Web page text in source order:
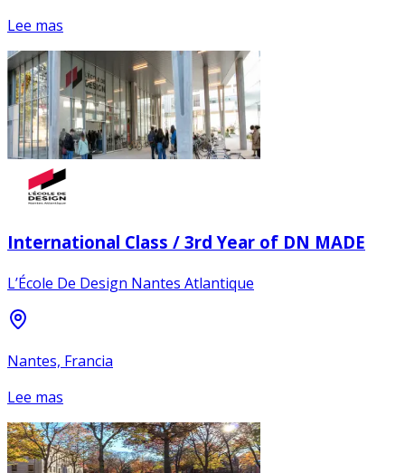
Lee mas
International Class / 3rd Year of DN MADE
L’École De Design Nantes Atlantique
Nantes, Francia
Lee mas